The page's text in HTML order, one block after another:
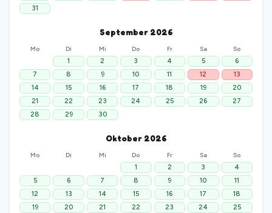
31
September 2026
Mo Di Mi Do Fr Sa
So
1
2 3 4 5
6
7
8 9 10 11 12
13
14
15 16 17 18 19
20
21
22 23 24 25 26
27
28
29 30
Oktober 2026
Mo Di Mi Do Fr Sa
So
1
2 3
4
5
6 7 8 9 10
11
12
13 14 15 16 17
18
19
20 21 22 23 24
25